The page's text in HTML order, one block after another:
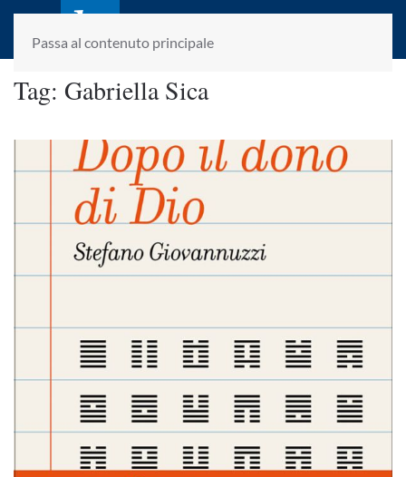
Passa al contenuto principale
laletteraturaenoi.it
fondato da Romano Luperini
Tag: Gabriella Sica